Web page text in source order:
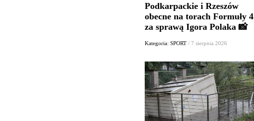
Podkarpackie i Rzeszów
obecne na torach Formuły 4
za sprawą Igora Polaka 📸
Kategoria: SPORT / 7 sierpnia 2026